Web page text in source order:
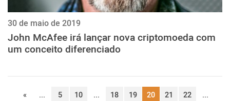
30 de maio de 2019
John McAfee irá lançar nova criptomoeda com
um conceito diferenciado
« ... 5 10 ... 18 19 20 21 22
...